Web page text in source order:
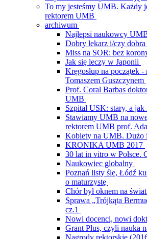
To my jesteśmy UMB. Każdy
rektorem UMB
archiwum
Najlepsi naukowcy
Dobry lekarz i/czy dobra
Miss na SOR: bez
Jak się leczy w Japonii
Kręgosłup na początek
Tomaszem Guszczynem
Prof. Coral Barbas
UMB
Szpital USK: stary, a
Stawiamy UMB na
rektorem UMB prof.
Kobiety na UMB. Dużo
KRONIKA UMB 2017
30 lat in vitro w Polsce.
Naukowiec globalny
Poznań listy śle, Łódź
o maturzystę
Chór był oknem na świat
Sprawa „Trójkąta
cz.1
Nowi docenci, nowi
Grant Plus, czyli nauka
Nagrody rektorskie